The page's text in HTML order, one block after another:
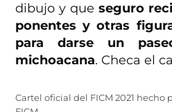
dibujo y que seguro
ponentes y otras
para darse un
michoacana. Checa el
Cartel oficial del FICM 2021 hecho